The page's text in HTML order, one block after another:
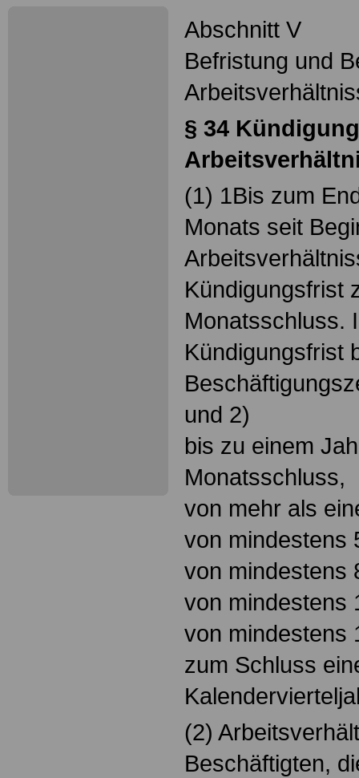
Abschnitt V
Befristung und
§ 34
(1) 1Bis zum
Monats seit
Kündigungsfrist
Monatsschluss.
Kündigungsfrist
und 2)
bis zu einem
Monatsschluss,
von mehr als
von mindestens
von mindestens
von mindestens
von mindestens
zum Schluss
(2)
Beschäftigten,